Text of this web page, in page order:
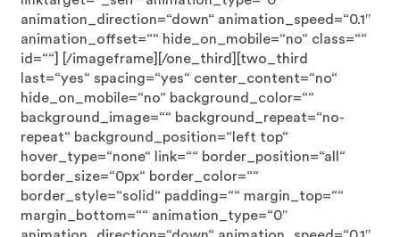
animation_direction=“down“ animation_speed=“0.1″
animation_offset=““ hide_on_mobile=“no“ class=““
id=““]
[/imageframe][/one_third][two_third
last=“yes“ spacing=“yes“ center_content=“no“
hide_on_mobile=“no“ background_color=““
background_image=““ background_repeat=“no-
repeat“ background_position=“left top“
hover_type=“none“ link=““ border_position=“all“
border_size=“0px“ border_color=““
border_style=“solid“ padding=““ margin_top=““
margin_bottom=““ animation_type=“0″